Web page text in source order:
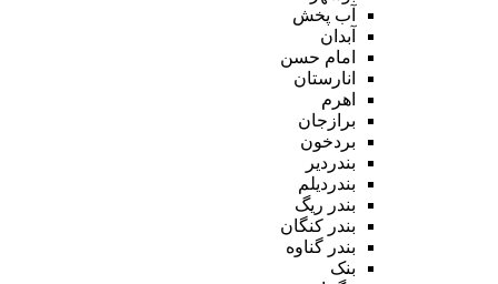
آب پخش
آبدان
امام حسن
انارستان
اهرم
برازجان
بردخون
بندردیر
بندردیلم
بندر ریگ
بندر کنگان
بندر گناوه
بنک